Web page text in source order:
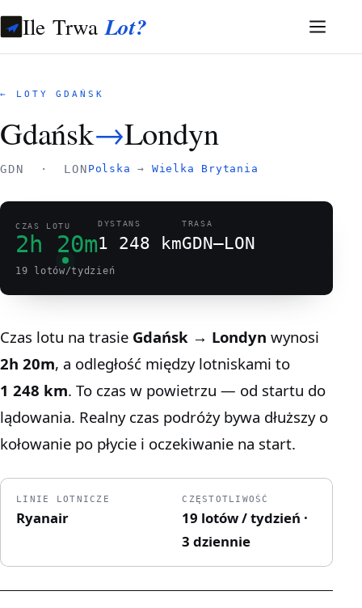
Ile TrwaLot?
← LOTY GDAŃSK
Gdańsk→Londyn
GDN · LON Polska → Wielka Brytania
CZAS LOTU
2h 20m
DYSTANS
1 248 km
TRASA
GDN–LON
19 lotów/tydzień
Czas lotu na trasie Gdańsk → Londyn wynosi
2h 20m, a odległość między lotniskami to
1 248 km. To czas w powietrzu — od startu do
lądowania. Realny czas podróży bywa dłuższy o
kołowanie po płycie i oczekiwanie na start.
LINIE LOTNICZE
Ryanair
CZĘSTOTLIWOŚĆ
19 lotów / tydzień ·
3 dziennie